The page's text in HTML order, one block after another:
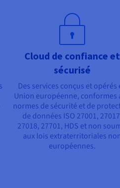
Cloud de confiance et
sécurisé
Des services conçus et opérés
Union européenne, conformes
normes de sécurité et de
de données ISO 27001,
27018, 27701, HDS et non
aux lois extraterritoriales
européennes.